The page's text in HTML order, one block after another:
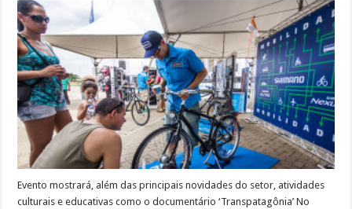
Evento mostrará, além das principais novidades do setor, atividades
culturais e educativas como o documentário ‘Transpatagônia’ No